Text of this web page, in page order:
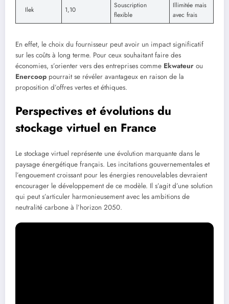
Ilek 1,10
Souscription
flexible
Illimitée mais
avec frais
En effet, le choix du fournisseur peut avoir un impact significatif
sur les coûts à long terme. Pour ceux souhaitant faire des
économies, s’orienter vers des entreprises comme Ekwateur ou
Enercoop pourrait se révéler avantageux en raison de la
proposition d’offres vertes et éthiques.
Perspectives et évolutions du
stockage virtuel en France
Le stockage virtuel représente une évolution marquante dans le
paysage énergétique français. Les incitations gouvernementales et
l’engouement croissant pour les énergies renouvelables devraient
encourager le développement de ce modèle. Il s’agit d’une solution
qui peut s’articuler harmonieusement avec les ambitions de
neutralité carbone à l’horizon 2050.